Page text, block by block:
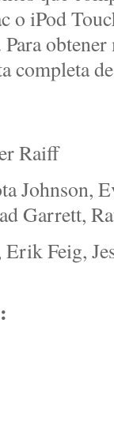
o iPod
completa
Raiff
Johnson,
Garrett,
Feig,